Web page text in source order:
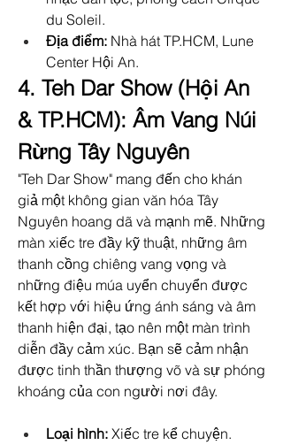
du Soleil.
Địa điểm: Nhà hát TP.HCM, Lune
Center Hội An.
4. Teh Dar Show (Hội An
& TP.HCM): Âm Vang Núi
Rừng Tây Nguyên
"Teh Dar Show" mang đến cho khán
giả một không gian văn hóa Tây
Nguyên hoang dã và mạnh mẽ. Những
màn xiếc tre đầy kỹ thuật, những âm
thanh cồng chiêng vang vọng và
những điệu múa uyển chuyển được
kết hợp với hiệu ứng ánh sáng và âm
thanh hiện đại, tạo nên một màn trình
diễn đầy cảm xúc. Bạn sẽ cảm nhận
được tinh thần thượng võ và sự phóng
khoáng của con người nơi đây.
Loại hình: Xiếc tre kể chuyện.